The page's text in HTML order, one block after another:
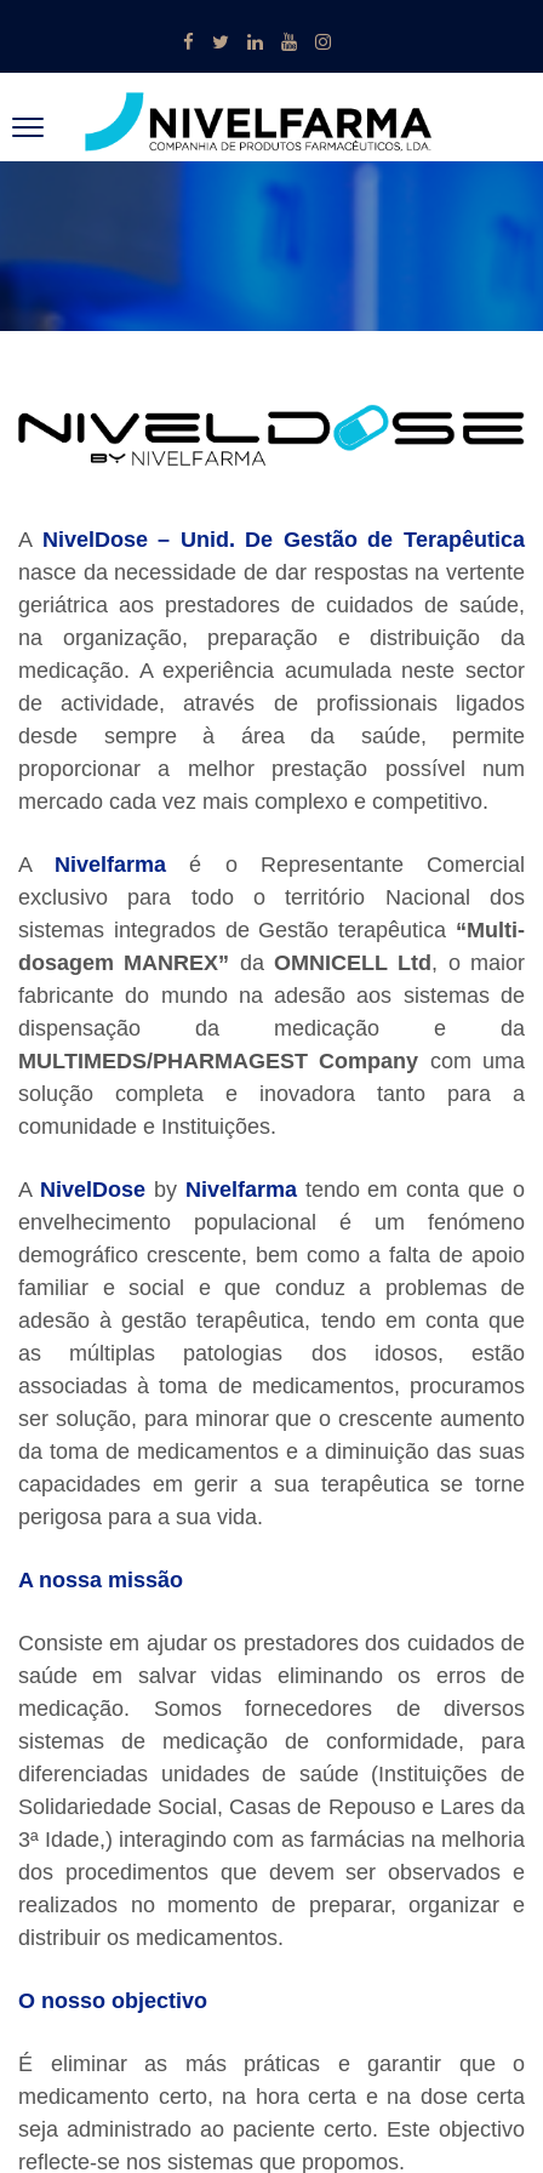
A NivelDose – Unid. De Gestão de Terapêutica
nasce da necessidade de dar respostas na vertente
geriátrica aos prestadores de cuidados de saúde,
na organização, preparação e distribuição da
medicação. A experiência acumulada neste sector
de actividade, através de profissionais ligados
desde sempre à área da saúde, permite
proporcionar a melhor prestação possível num
mercado cada vez mais complexo e competitivo.
A Nivelfarma é o Representante Comercial
exclusivo para todo o território Nacional dos
sistemas integrados de Gestão terapêutica “Multi-
dosagem MANREX” daOMNICELL Ltd , o maior
fabricante do mundo na adesão aos sistemas de
dispensação da medicação e da
MULTIMEDS/PHARMAGEST Company com uma
solução completa e inovadora tanto para a
comunidade e Instituições.
A NivelDoseby Nivelfarmatendo em conta que o
envelhecimento populacional é um fenómeno
demográfico crescente, bem como a falta de apoio
familiar e social e que conduz a problemas de
adesão à gestão terapêutica, tendo em conta que
as múltiplas patologias dos idosos, estão
associadas à toma de medicamentos, procuramos
ser solução, para minorar que o crescente aumento
da toma de medicamentos e a diminuição das suas
capacidades em gerir a sua terapêutica se torne
perigosa para a sua vida.
A nossa missão
Consiste em ajudar os prestadores dos cuidados de
saúde em salvar vidas eliminando os erros de
medicação. Somos fornecedores de diversos
sistemas de medicação de conformidade, para
diferenciadas unidades de saúde (Instituições de
Solidariedade Social, Casas de Repouso e Lares da
3ª Idade,) interagindo com as farmácias na melhoria
dos procedimentos que devem ser observados e
realizados no momento de preparar, organizar e
distribuir os medicamentos.
O nosso objectivo
É eliminar as más práticas e garantir que o
medicamento certo, na hora certa e na dose certa
seja administrado ao paciente certo. Este objectivo
reflecte-se nos sistemas que propomos.